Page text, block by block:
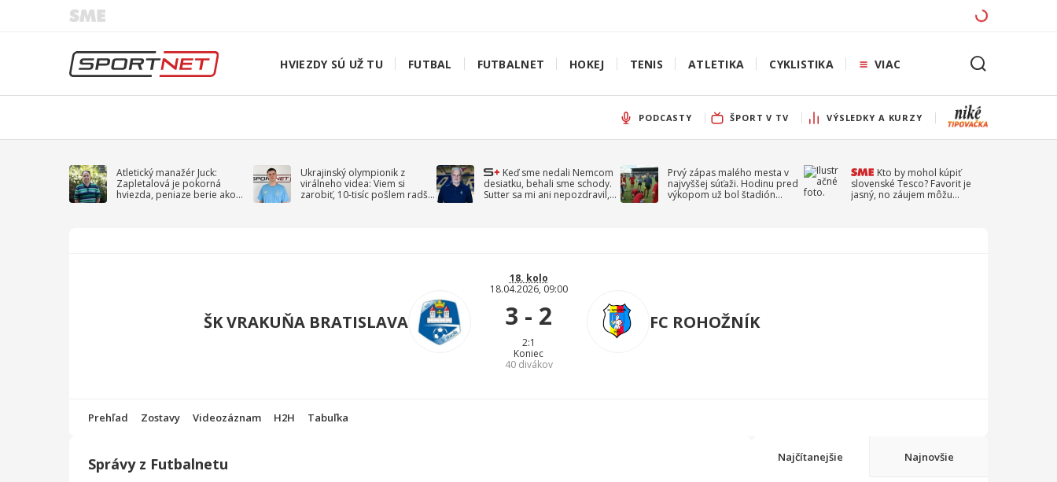
HVIEZDY SÚ UŽ TU FUTBAL FUTBALNET HOKEJ TENIS ATLETIKA CYKLISTIKA VIAC
PODCASTY ŠPORT V TV VÝSLEDKY A KURZY
Atletický manažér Juck:
Zapletalová je pokorná
hviezda, peniaze berie ako
Ukrajinský olympionik z
virálneho videa: Viem si
zarobiť, 10-tisíc pošlem radšej
Keď sme nedali Nemcom
desiatku, behali sme schody.
Sutter sa mi ani nepozdravil,
Prvý zápas malého mesta v
najvyššej súťaži. Hodinu pred
výkopom už bol štadión
Kto by mohol kúpiť
slovenské Tesco? Favorit je
jasný, no záujem môžu
ŠK VRAKUŇA BRATISLAVA
18. kolo
18.04.2026, 09:00
3 - 2
2:1
Koniec
40divákov
FC ROHOŽNÍK
Prehľad Zostavy Videozáznam H2H Tabuľka
Správy z Futbalnetu Najčítanejšie Najnovšie